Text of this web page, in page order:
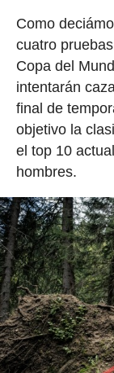
Como
cuatro
Copa del
intentarán
final de
objetivo la
el top 10
hombres.